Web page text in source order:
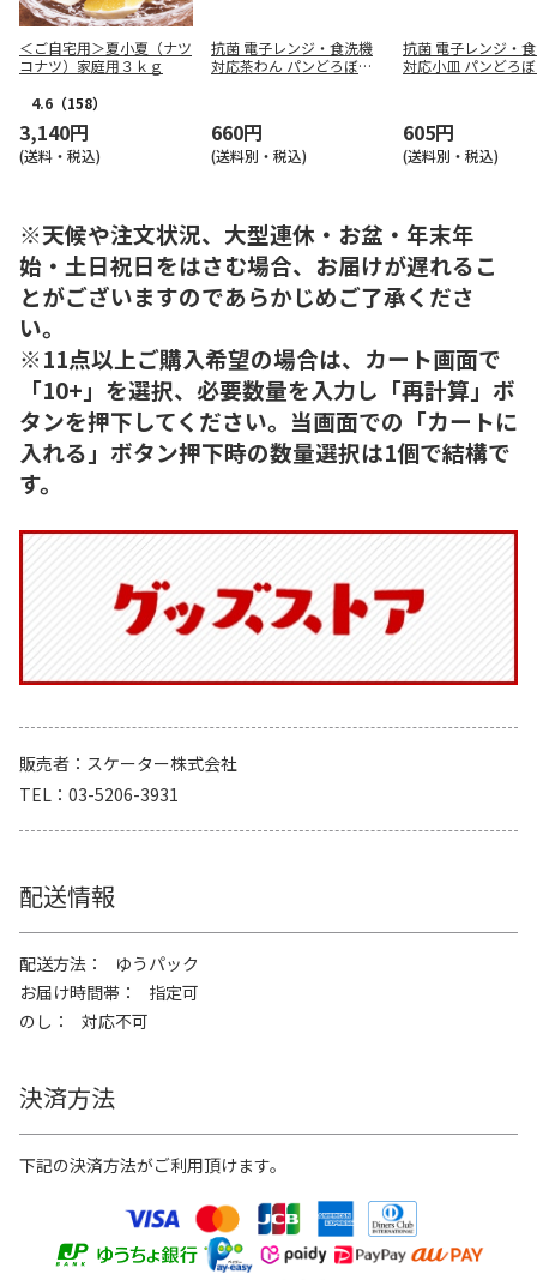
＜ご自宅用＞夏小夏（ナツ
コナツ）家庭用３ｋｇ
4.6 （158）
3,140円
(送料・税込)
抗菌 電子レンジ・食洗機
対応茶わん パンどろぼう X
660円
(送料別・税込)
抗菌 電子レンジ・
対応小皿 パンどろ
605円
(送料別・税込)
※天候や注文状況、大型連休・お盆・年末年
始・土日祝日をはさむ場合、お届けが遅れるこ
とがございますのであらかじめご了承くださ
い。
※11点以上ご購入希望の場合は、カート画面で
「10+」を選択、必要数量を入力し「再計算」ボ
タンを押下してください。当画面での「カートに
入れる」ボタン押下時の数量選択は1個で結構で
す。
販売者
スケーター株式会社
TEL
03-5206-3931
配送情報
配送方法
ゆうパック
お届け時間帯
指定可
のし
対応不可
決済方法
下記の決済方法がご利用頂けます。